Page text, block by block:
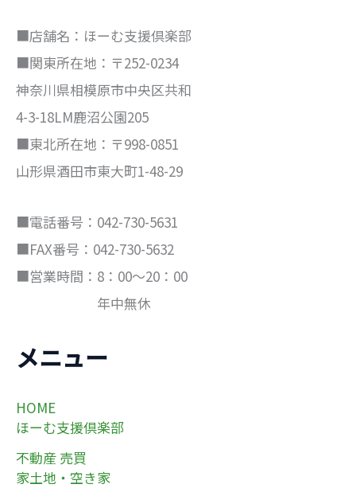
■店舗名：ほーむ支援倶楽部
■関東所在地：〒252-0234
神奈川県相模原市中央区共和
4-3-18LM鹿沼公園205
■東北所在地：〒998-0851
山形県酒田市東大町1-48-29
■電話番号：042-730-5631
■FAX番号：042-730-5632
■営業時間：8：00～20：00
年中無休
メニュー
HOME
ほーむ支援倶楽部
不動産 売買
家土地・空き家